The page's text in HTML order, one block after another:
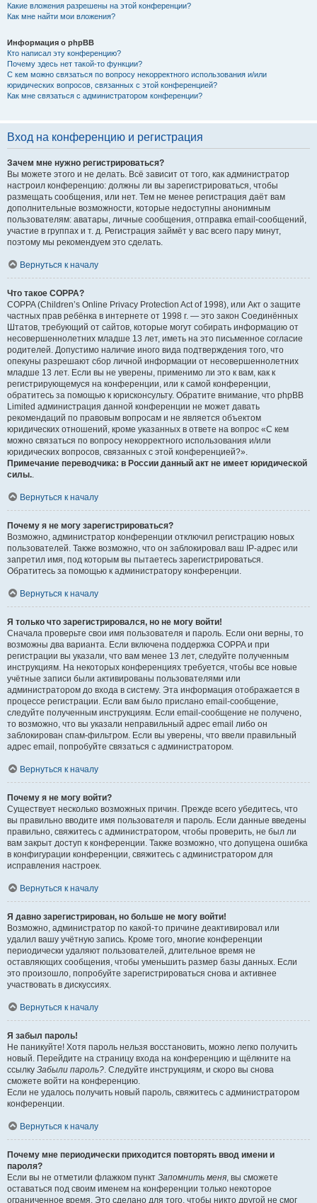
Какие вложения разрешены на этой конференции?
Как мне найти мои вложения?
Информация о phpBB
Кто написал эту конференцию?
Почему здесь нет такой-то функции?
С кем можно связаться по вопросу некорректного использования и/или
юридических вопросов, связанных с этой конференцией?
Как мне связаться с администратором конференции?
Вход на конференцию и регистрация
Зачем мне нужно регистрироваться?
Вы можете этого и не делать. Всё зависит от того, как администратор
настроил конференцию: должны ли вы зарегистрироваться, чтобы
размещать сообщения, или нет. Тем не менее регистрация даёт вам
дополнительные возможности, которые недоступны анонимным
пользователям: аватары, личные сообщения, отправка email-сообщений,
участие в группах и т. д. Регистрация займёт у вас всего пару минут,
поэтому мы рекомендуем это сделать.
Вернуться к началу
Что такое COPPA?
COPPA (Children’s Online Privacy Protection Act of 1998), или Акт о защите
частных прав ребёнка в интернете от 1998 г. — это закон Соединённых
Штатов, требующий от сайтов, которые могут собирать информацию от
несовершеннолетних младше 13 лет, иметь на это письменное согласие
родителей. Допустимо наличие иного вида подтверждения того, что
опекуны разрешают сбор личной информации от несовершеннолетних
младше 13 лет. Если вы не уверены, применимо ли это к вам, как к
регистрирующемуся на конференции, или к самой конференции,
обратитесь за помощью к юрисконсульту. Обратите внимание, что phpBB
Limited администрация данной конференции не может давать
рекомендаций по правовым вопросам и не является объектом
юридических отношений, кроме указанных в ответе на вопрос «С кем
можно связаться по вопросу некорректного использования и/или
юридических вопросов, связанных с этой конференцией?».
Примечание переводчика: в России данный акт не имеет юридической
силы..
Вернуться к началу
Почему я не могу зарегистрироваться?
Возможно, администратор конференции отключил регистрацию новых
пользователей. Также возможно, что он заблокировал ваш IP-адрес или
запретил имя, под которым вы пытаетесь зарегистрироваться.
Обратитесь за помощью к администратору конференции.
Вернуться к началу
Я только что зарегистрировался, но не могу войти!
Сначала проверьте свои имя пользователя и пароль. Если они верны, то
возможны два варианта. Если включена поддержка COPPA и при
регистрации вы указали, что вам менее 13 лет, следуйте полученным
инструкциям. На некоторых конференциях требуется, чтобы все новые
учётные записи были активированы пользователями или
администратором до входа в систему. Эта информация отображается в
процессе регистрации. Если вам было прислано email-сообщение,
следуйте полученным инструкциям. Если email-сообщение не получено,
то возможно, что вы указали неправильный адрес email либо он
заблокирован спам-фильтром. Если вы уверены, что ввели правильный
адрес email, попробуйте связаться с администратором.
Вернуться к началу
Почему я не могу войти?
Существует несколько возможных причин. Прежде всего убедитесь, что
вы правильно вводите имя пользователя и пароль. Если данные введены
правильно, свяжитесь с администратором, чтобы проверить, не был ли
вам закрыт доступ к конференции. Также возможно, что допущена ошибка
в конфигурации конференции, свяжитесь с администратором для
исправления настроек.
Вернуться к началу
Я давно зарегистрирован, но больше не могу войти!
Возможно, администратор по какой-то причине деактивировал или
удалил вашу учётную запись. Кроме того, многие конференции
периодически удаляют пользователей, длительное время не
оставляющих сообщения, чтобы уменьшить размер базы данных. Если
это произошло, попробуйте зарегистрироваться снова и активнее
участвовать в дискуссиях.
Вернуться к началу
Я забыл пароль!
Не паникуйте! Хотя пароль нельзя восстановить, можно легко получить
новый. Перейдите на страницу входа на конференцию и щёлкните на
ссылку Забыли пароль?. Следуйте инструкциям, и скоро вы снова
сможете войти на конференцию.
Если не удалось получить новый пароль, свяжитесь с администратором
конференции.
Вернуться к началу
Почему мне периодически приходится повторять ввод имени и
пароля?
Если вы не отметили флажком пункт Запомнить меня, вы сможете
оставаться под своим именем на конференции только некоторое
ограниченное время. Это сделано для того, чтобы никто другой не смог